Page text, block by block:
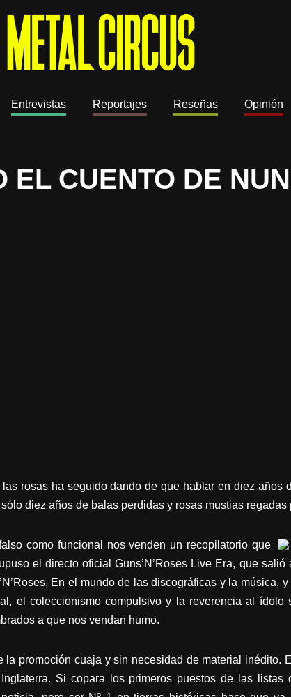
Entrevistas Reportajes Reseñas Opinión
EL CUENTO DE
rosas ha seguido dando de que hablar en diez años
diez años de balas perdidas y rosas mustias regadas
como funcional nos venden un recopilatorio que
el directo oficial Guns’N’Roses Live Era, que salió
En el mundo de las discográficas y la música,
el coleccionismo compulsivo y la reverencia al ídolo
a que nos vendan humo.
la promoción cuaja y sin necesidad de material inédito.
Si copara los primeros puestos de las listas